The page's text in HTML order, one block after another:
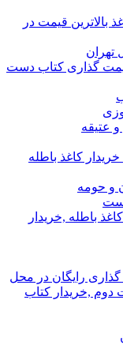
بالاترین قیمت در
تهران
گذاری کتاب دست
عتیقه
کاغذ باطله
و حومه
باطله ,خریدار
رایگان در محل
دوم ,خریدار کتاب